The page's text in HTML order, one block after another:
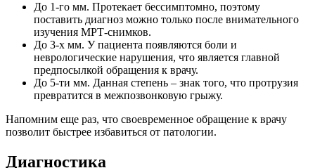
До 1-го мм. Протекает бессимптомно, поэтому
поставить диагноз можно только после внимательного
изучения МРТ-снимков.
До 3-х мм. У пациента появляются боли и
неврологические нарушения, что является главной
предпосылкой обращения к врачу.
До 5-ти мм. Данная степень – знак того, что протрузия
превратится в межпозвонковую грыжу.
Напомним еще раз, что своевременное обращение к врачу
позволит быстрее избавиться от патологии.
Диагностика